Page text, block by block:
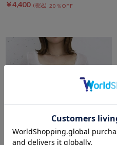
￥4,400 20％OFF